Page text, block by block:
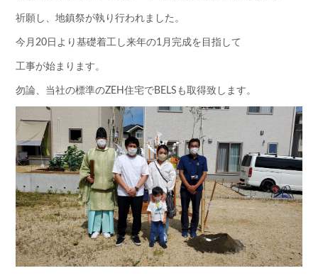
祈願し、地鎮祭が執り行われました。
今月20日より基礎着工し来年の1月完成を目指して
工事が始まります。
勿論、当社の標準のZEH住宅でBELSも取得致します。